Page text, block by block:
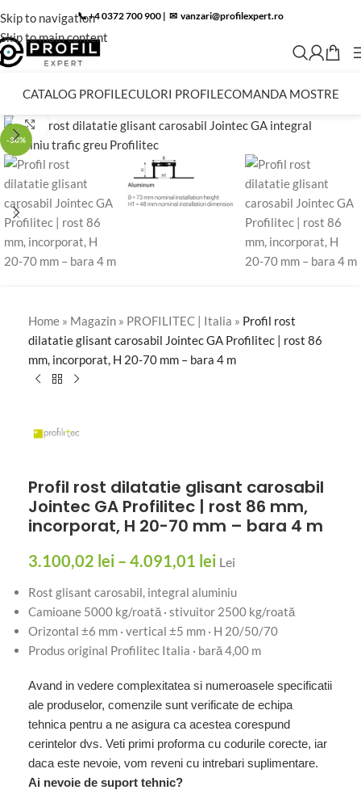
Skip to navigation
Skip to main content
📞 +4 0372 700 900 | ✉︎ vanzari@profilexpert.ro
CATALOG PROFILECULORI PROFILECOMANDA MOSTRE
-30%
Click to enlarge
Home » Magazin » PROFILITEC | Italia » Profil rost
dilatatie glisant carosabil Jointec GA Profilitec | rost 86
mm, incorporat, H 20-70 mm – bara 4 m
Profil rost dilatatie glisant carosabil
Jointec GA Profilitec | rost 86 mm,
incorporat, H 20-70 mm – bara 4 m
3.100,02 lei – 4.091,01 lei Lei
Rost glisant carosabil, integral aluminiu
Camioane 5000 kg/roată · stivuitor 2500 kg/roată
Orizontal ±6 mm · vertical ±5 mm · H 20/50/70
Produs original Profilitec Italia · bară 4,00 m
Avand in vedere complexitatea si numeroasele specificatii
ale produselor, comenzile sunt verificate de echipa
tehnica pentru a ne asigura ca acestea corespund
cerintelor dvs. Veti primi proforma cu codurile corecte, iar
daca este nevoie, vom reveni cu intrebari suplimentare.
Ai nevoie de suport tehnic?